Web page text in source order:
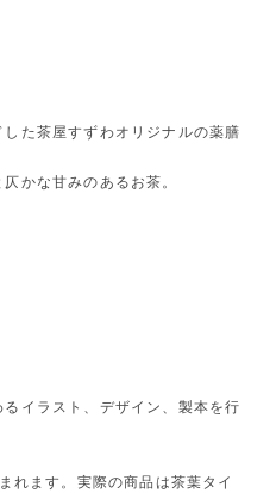
た茶屋すずわオリジナルの薬膳
かな甘みのあるお茶。
イラスト、デザイン、製本を行
ます。実際の商品は茶葉タイ